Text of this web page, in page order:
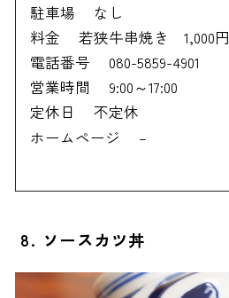
駐車場
なし
料金
若狭牛串焼き 1,000円
電話番号
080-5859-4901
営業時間
9:00～17:00
定休日
不定休
ホームページ
–
8. ソースカツ丼